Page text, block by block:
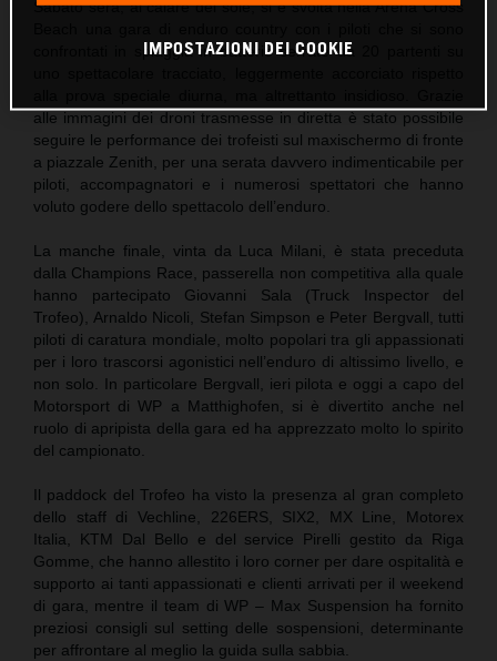
Sabato sera, al calare del sole, si è svolta nella Arena Cross
confrontati in spiaggia in batterie serrate da 20 partenti su
alle immagini dei droni trasmesse in diretta è stato possibile
seguire le performance dei trofeisti sul maxischermo di fronte
a piazzale Zenith, per una serata davvero indimenticabile per
piloti, accompagnatori e i numerosi spettatori che hanno
voluto godere dello spettacolo dell’enduro.
La manche finale, vinta da Luca Milani, è stata preceduta
dalla Champions Race, passerella non competitiva alla quale
hanno partecipato Giovanni Sala (Truck Inspector del
Trofeo), Arnaldo Nicoli, Stefan Simpson e Peter Bergvall, tutti
piloti di caratura mondiale, molto popolari tra gli appassionati
per i loro trascorsi agonistici nell’enduro di altissimo livello, e
non solo. In particolare Bergvall, ieri pilota e oggi a capo del
Motorsport di WP a Matthighofen, si è divertito anche nel
ruolo di apripista della gara ed ha apprezzato molto lo spirito
del campionato.
Il paddock del Trofeo ha visto la presenza al gran completo
dello staff di Vechline, 226ERS, SIX2, MX Line, Motorex
Italia, KTM Dal Bello e del service Pirelli gestito da Riga
Gomme, che hanno allestito i loro corner per dare ospitalità e
supporto ai tanti appassionati e clienti arrivati per il weekend
di gara, mentre il team di WP – Max Suspension ha fornito
preziosi consigli sul setting delle sospensioni, determinante
per affrontare al meglio la guida sulla sabbia.
IMPOSTAZIONI DEI COOKIE